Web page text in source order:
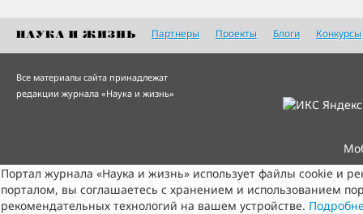
Партнеры Проекты Блоги Конкурсы
Все материалы сайта принадлежат
редакции журнала «Наука и жизнь»
Портал журнала «Наука и жизнь» использует файлы cookie и
порталом, вы соглашаетесь с хранением и использованием
рекомендательных технологий на вашем устройстве.